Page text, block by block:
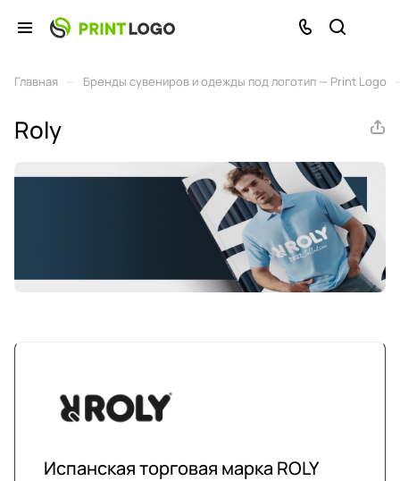
Главная Бренды сувениров и одежды под логотип — Print Logo
Roly
Испанская торговая марка ROLY